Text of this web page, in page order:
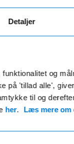
Detaljer
og
på 'tillad alle',
til og
her. Læs mere om
og